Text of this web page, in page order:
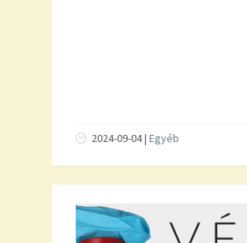
2024-09-04| Egyéb